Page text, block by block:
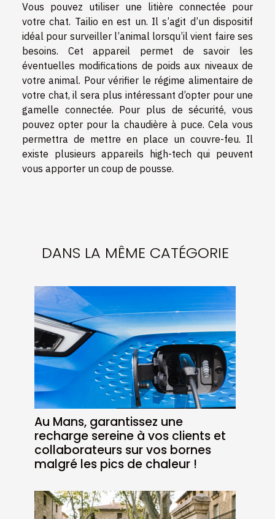
Vous pouvez utiliser une litière connectée pour
votre chat. Tailio en est un. Il s’agit d’un dispositif
idéal pour surveiller l’animal lorsqu’il vient faire ses
besoins. Cet appareil permet de savoir les
éventuelles modifications de poids aux niveaux de
votre animal. Pour vérifier le régime alimentaire de
votre chat, il sera plus intéressant d’opter pour une
gamelle connectée. Pour plus de sécurité, vous
pouvez opter pour la chaudière à puce. Cela vous
permettra de mettre en place un couvre-feu. Il
existe plusieurs appareils high-tech qui peuvent
vous apporter un coup de pousse.
DANS LA MÊME CATÉGORIE
Au Mans, garantissez une
recharge sereine à vos clients et
collaborateurs sur vos bornes
malgré les pics de chaleur !